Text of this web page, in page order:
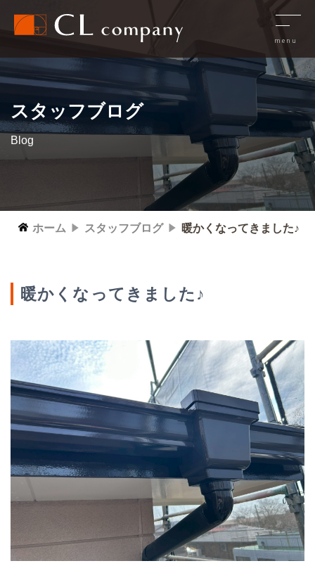
スタッフブログ
Blog
ホーム スタッフブログ 暖かくなってきました♪
暖かくなってきました♪